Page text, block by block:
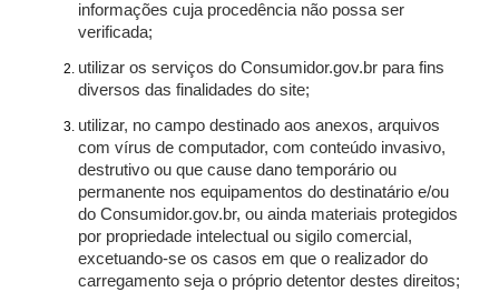
informações cuja procedência não possa ser
verificada;
utilizar os serviços do Consumidor.gov.br para fins
diversos das finalidades do site;
utilizar, no campo destinado aos anexos, arquivos
com vírus de computador, com conteúdo invasivo,
destrutivo ou que cause dano temporário ou
permanente nos equipamentos do destinatário e/ou
do Consumidor.gov.br, ou ainda materiais protegidos
por propriedade intelectual ou sigilo comercial,
excetuando-se os casos em que o realizador do
carregamento seja o próprio detentor destes direitos;